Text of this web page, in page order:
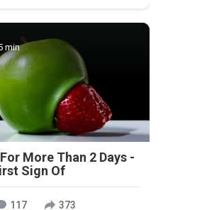
min
More Than 2 Days -
Sign Of
117 373